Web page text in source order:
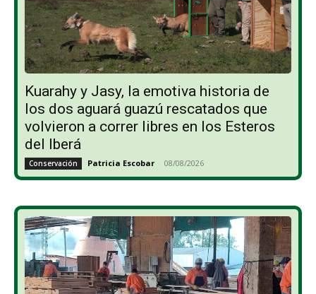
Kuarahy y Jasy, la emotiva historia de
los dos aguará guazú rescatados que
volvieron a correr libres en los Esteros
del Iberá
Conservación Patricia Escobar - 08/08/2026